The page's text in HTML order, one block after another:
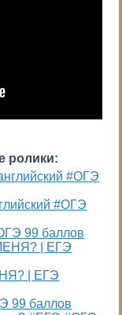
ролики:
#ОГЭ
99 баллов
| ЕГЭ
99 баллов